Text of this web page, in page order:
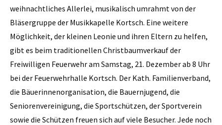
weihnachtliches Allerlei, musikalisch umrahmt von der
Bläsergruppe der Musikkapelle Kortsch. Eine weitere
Möglichkeit, der kleinen Leonie und ihren Eltern zu helfen,
gibt es beim traditionellen Christbaumverkauf der
Freiwilligen Feuerwehr am Samstag, 21. Dezember ab 8 Uhr
bei der Feuerwehrhalle Kortsch. Der Kath. Familienverband,
die Bäuerinnenorganisation, die Bauernjugend, die
Seniorenvereinigung, die Sportschützen, der Sportverein
sowie die Schützen freuen sich auf viele Besucher. Jede noch